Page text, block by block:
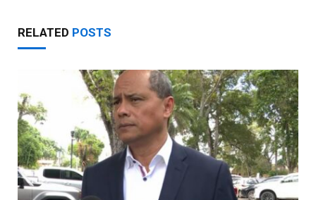
RELATED POSTS